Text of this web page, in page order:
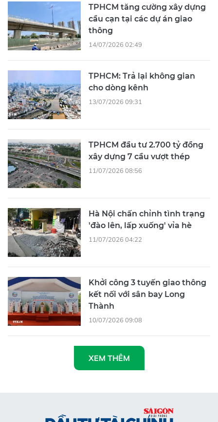
thông
14/07/2026 02:49
cho dòng kênh
13/07/2026 09:31
xây dựng 7 cầu vượt thép
11/07/2026 08:56
'đào lên, lấp xuống' vỉa hè
11/07/2026 04:22
kết nối với sân bay Long
Thành
10/07/2026 09:08
XEM THÊM